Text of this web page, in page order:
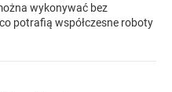
wykonywać bez
potrafią współczesne roboty